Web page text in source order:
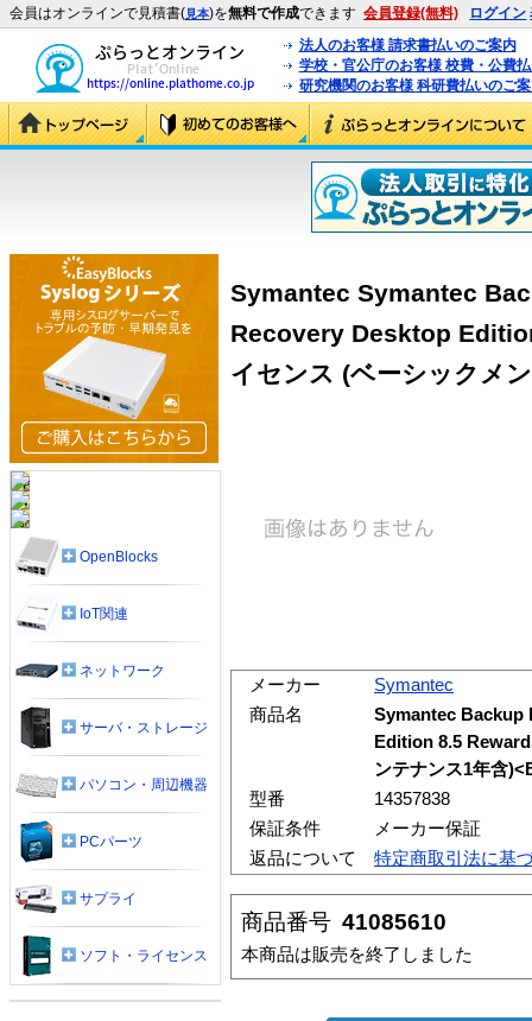
会員はオンラインで見積書(見本)を無料で作成できます 会員登録(無料) ログイン
法人のお客様 請求書払いのご案内
学校・官公庁のお客様 校費・公費
研究機関のお客様 科研費払いのご
Symantec Symantec
Recovery Desktop
イセンス (ベーシックメ
メーカー
Symantec
商品名
Symantec Backup
Edition 8.5
ンテナンス1年含
型番
14357838
保証条件
メーカー保証
返品について
特定商取引法に基
商品番号 41085610
本商品は販売を終了しました
OpenBlocks
IoT関連
ネットワーク
サーバ・ストレージ
パソコン・周辺機器
PCパーツ
サプライ
ソフト・ライセンス